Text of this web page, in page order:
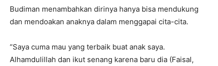
Budiman menambahkan dirinya hanya bisa mendukung
dan mendoakan anaknya dalam menggapai cita-cita.
“Saya cuma mau yang terbaik buat anak saya.
Alhamdulillah dan ikut senang karena baru dia (Faisal,